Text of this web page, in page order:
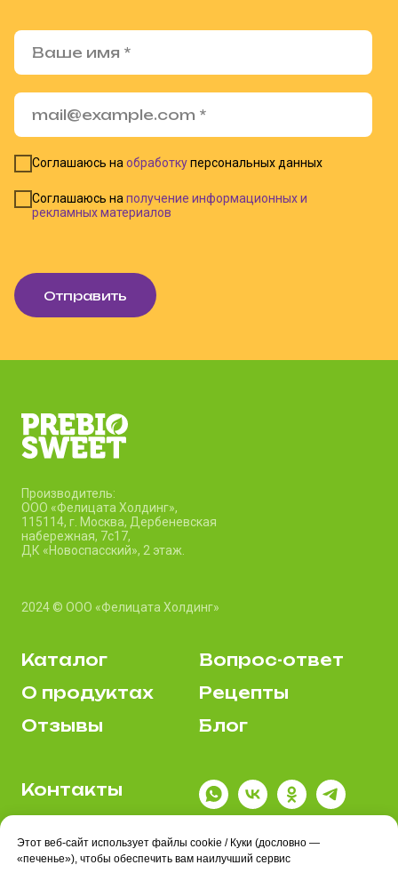
Соглашаюсь на обработкуперсональных данных
Соглашаюсь на получение информационных и
рекламных материалов
Отправить
Производитель:
ООО «Фелицата Холдинг»,
115114, г. Москва, Дербеневская
набережная, 7c17,
ДК «Новоспасский», 2 этаж.
2024 © ООО «Фелицата Холдинг»
Каталог
О продуктах
Отзывы
Вопрос-ответ
Рецепты
Блог
Контакты
Политика
Этот веб-сайт использует файлы cookie / Куки (дословно —
«печенье»), чтобы обеспечить вам наилучший сервис